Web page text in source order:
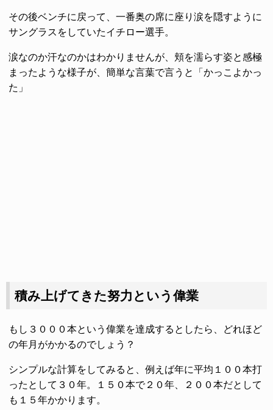
その後ベンチに戻って、一番奥の席に座り涙を隠すように
サングラスをしていたイチロー選手。
涙なのか汗なのかはわかりませんが、頬を濡らす姿と感極
まったような様子が、簡単な言葉で言うと「かっこよかっ
た」
積み上げてきた努力という偉業
もし３０００本という偉業を達成するとしたら、どれほど
の年月がかかるのでしょう？
シンプルな計算をしてみると、例えば年に平均１００本打
ったとして３０年。１５０本で２０年、２００本だとして
も１５年かかります。